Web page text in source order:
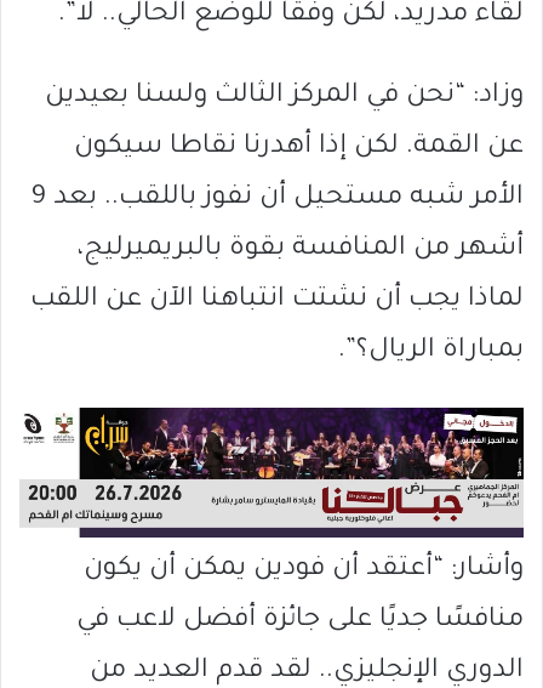
لقاء مدريد، لكن وفقا للوضع الحالي.. لا”.
وزاد: “نحن في المركز الثالث ولسنا بعيدين
عن القمة. لكن إذا أهدرنا نقاطا سيكون
الأمر شبه مستحيل أن نفوز باللقب.. بعد 9
أشهر من المنافسة بقوة بالبريميرليج،
لماذا يجب أن نشتت انتباهنا الآن عن اللقب
بمباراة الريال؟”.
وأشار: “أعتقد أن فودين يمكن أن يكون
منافسًا جديًا على جائزة أفضل لاعب في
الدوري الإنجليزي.. لقد قدم العديد من